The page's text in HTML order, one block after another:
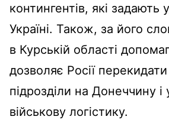
контингентів, які задають
Україні. Також, за його
в Курській області
дозволяє Росії
підрозділи на Донеччину і
військову логістику.